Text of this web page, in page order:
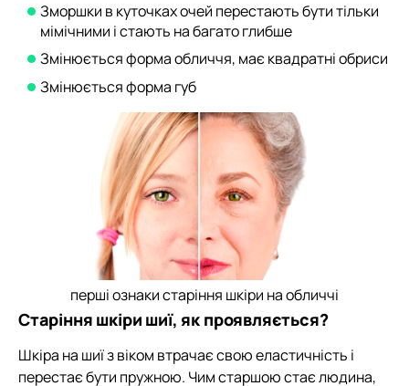
Зморшки в куточках очей перестають бути тільки
мімічними і стають на багато глибше
Змінюється форма обличчя, має квадратні обриси
Змінюється форма губ
перші ознаки старіння шкіри на обличчі
Старіння шкіри шиї, як проявляється?
Шкіра на шиї з віком втрачає свою еластичність і
перестає бути пружною. Чим старшою стає людина,